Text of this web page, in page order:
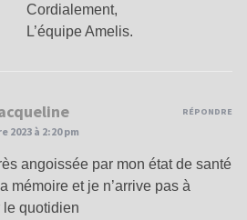
Cordialement,
L’équipe Amelis.
2023 à 2:20 pm
angoissée par mon état de santé
mémoire et je n’arrive pas à
le quotidien
RÉPONDRE